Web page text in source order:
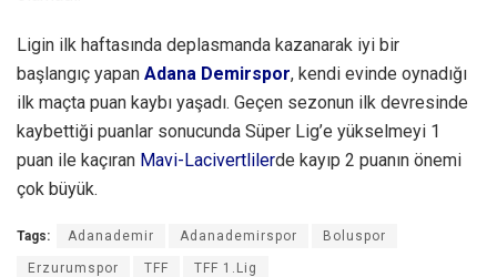
Ligin ilk haftasında deplasmanda kazanarak iyi bir
başlangıç yapan Adana Demirspor, kendi evinde oynadığı
ilk maçta puan kaybı yaşadı. Geçen sezonun ilk devresinde
kaybettiği puanlar sonucunda Süper Lig’e yükselmeyi 1
puan ile kaçıran Mavi-Lacivertlilerde kayıp 2 puanın önemi
çok büyük.
Tags: Adanademir Adanademirspor Boluspor
Erzurumspor TFF TFF 1.Lig